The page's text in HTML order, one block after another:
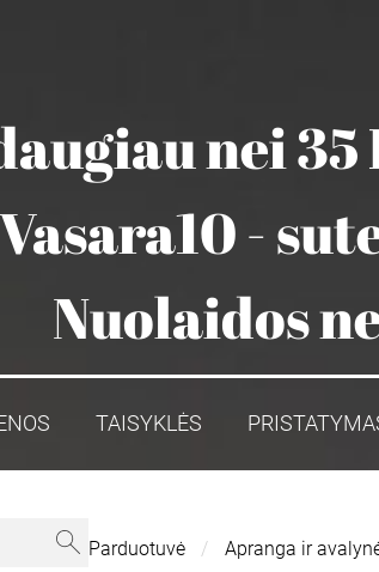
nei
-
Nuolaidos
TAISYKLĖS
Parduotuvė Apranga ir